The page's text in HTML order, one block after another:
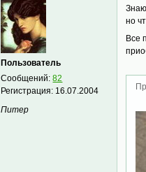
Пользователь
Сообщений:82
Регистрация: 16.07.2004
Питер
но
Все